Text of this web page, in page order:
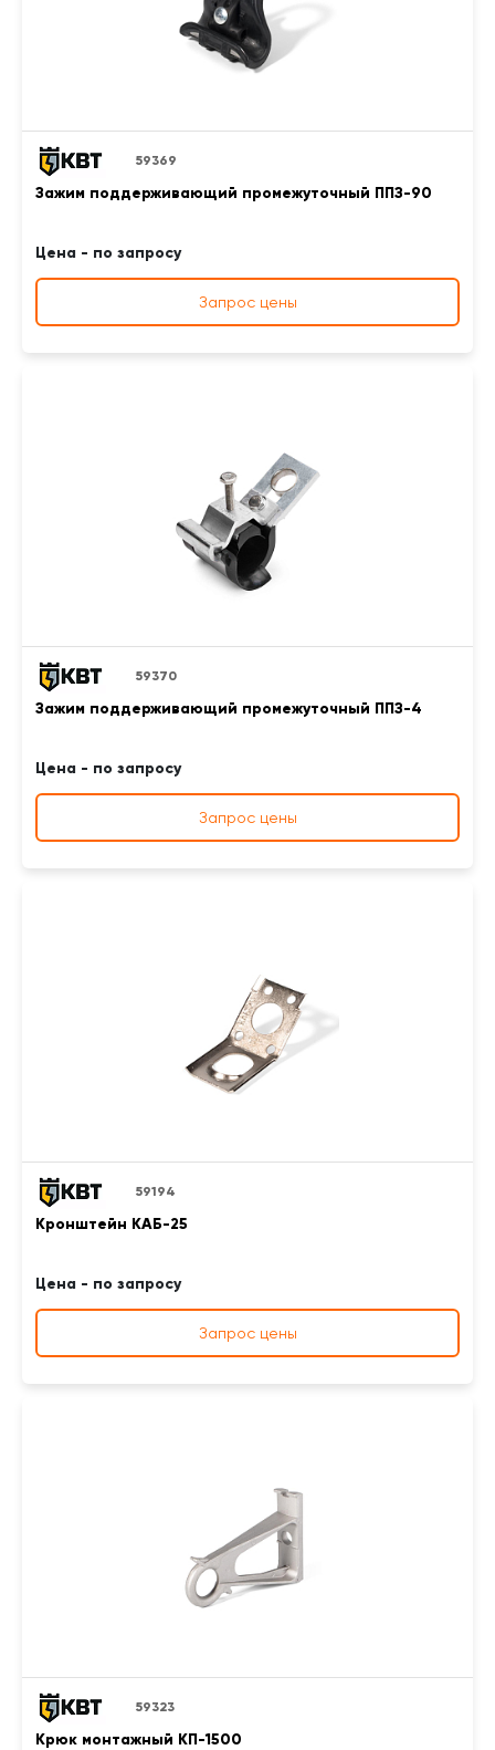
59369
Зажим поддерживающий промежуточный ППЗ-90
Цена - по запросу
Запрос цены
59370
Зажим поддерживающий промежуточный ППЗ-4
Цена - по запросу
Запрос цены
59194
Кронштейн КАБ-25
Цена - по запросу
Запрос цены
59323
Крюк монтажный КП-1500